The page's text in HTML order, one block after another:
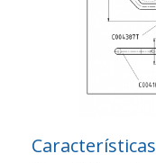
Características